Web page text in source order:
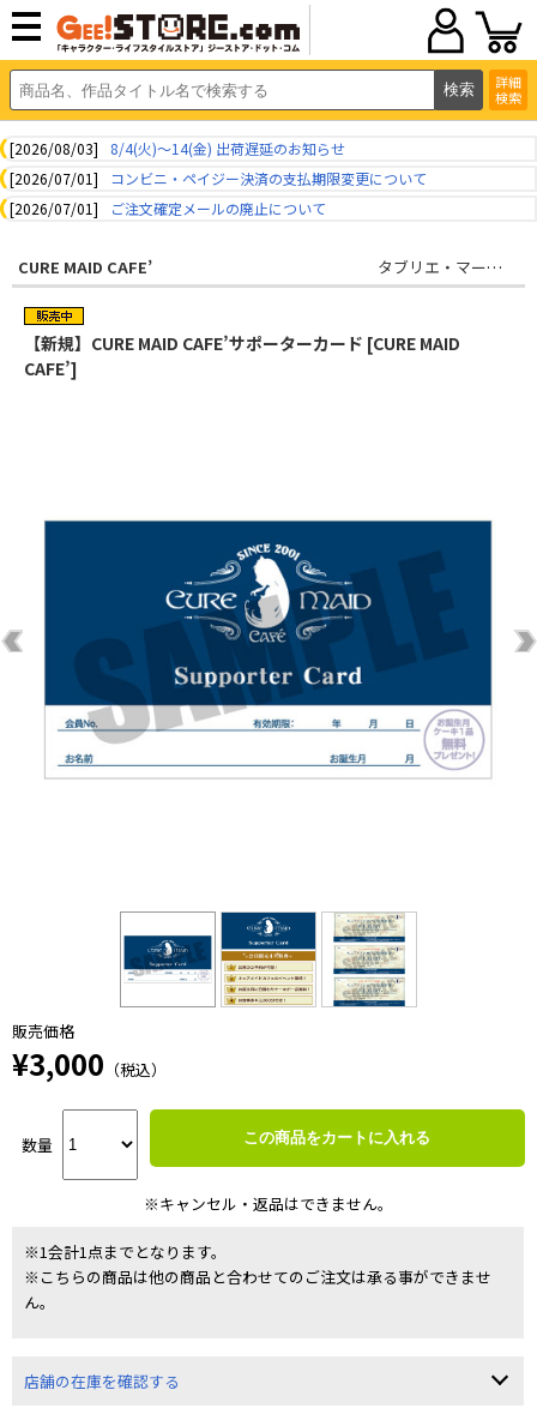
詳細
検索
[2026/08/03]
8/4(火)～14(金) 出荷遅延のお知らせ
[2026/07/01]
コンビニ・ペイジー決済の支払期限変更について
[2026/07/01]
ご注文確定メールの廃止について
CURE MAID CAFE’ タブリエ・マーケティング株式会社
【新規】CURE MAID CAFE’サポーターカード [CURE MAID
CAFE’]
販売価格
¥3,000 （税込）
数量 この商品をカートに入れる
※キャンセル・返品はできません。
※1会計1点までとなります。
※こちらの商品は他の商品と合わせてのご注文は承る事ができませ
ん。
店舗の在庫を確認する